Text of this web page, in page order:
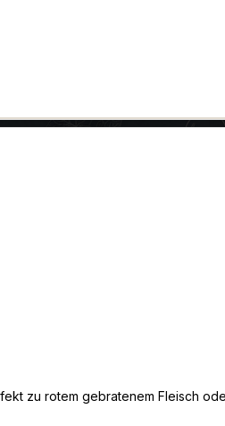
Schaltflächen
zu rotem gebratenem Fleisch